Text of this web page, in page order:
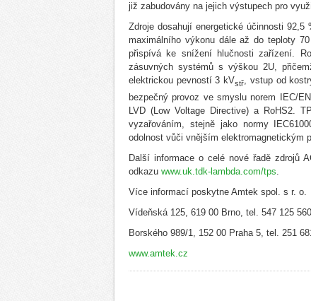
již zabudovány na jejich výstupech pro
Zdroje dosahují energetické účinnosti
maximálního výkonu dále až do teploty
přispívá ke snížení hlučnosti zařízení.
zásuvných systémů s výškou 2U,
elektrickou pevností 3 kVstř, vstup od
bezpečný provoz ve smyslu norem IEC/
LVD (Low Voltage Directive) a RoHS2.
vyzařováním, stejně jako normy
odolnost vůči vnějším elektromagnetickým
Další informace o celé nové řadě zdrojů
odkazu www.uk.tdk-lambda.com/tps
Více informací poskytne Amtek spol. s r. o.
Vídeňská 125, 619 00 Brno, tel. 547 125
Borského 989/1, 152 00 Praha 5, tel. 251
www.amtek.cz